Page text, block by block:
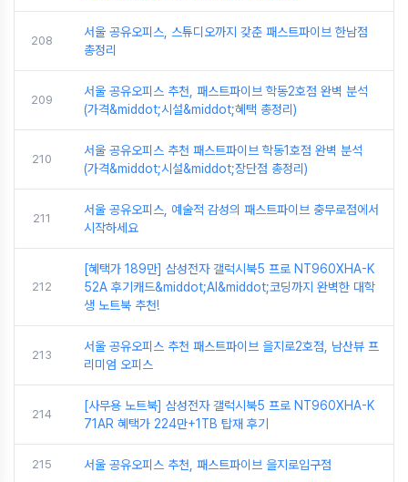
208
서울 공유오피스, 스튜디오까지 갖춘 패스트파이브 한남점
총정리
209
서울 공유오피스 추천, 패스트파이브 학동2호점 완벽 분석
(가격&middot;시설&middot;혜택 총정리)
210
서울 공유오피스 추천 패스트파이브 학동1호점 완벽 분석
(가격&middot;시설&middot;장단점 총정리)
211
서울 공유오피스, 예술적 감성의 패스트파이브 충무로점에서
시작하세요
212
[혜택가 189만] 삼성전자 갤럭시북5 프로 NT960XHA-K
52A 후기캐드&middot;AI&middot;코딩까지 완벽한 대학
생 노트북 추천!
213
서울 공유오피스 추천 패스트파이브 을지로2호점, 남산뷰 프
리미엄 오피스
214
[사무용 노트북] 삼성전자 갤럭시북5 프로 NT960XHA-K
71AR 혜택가 224만+1TB 탑재 후기
215 서울 공유오피스 추천, 패스트파이브 을지로입구점